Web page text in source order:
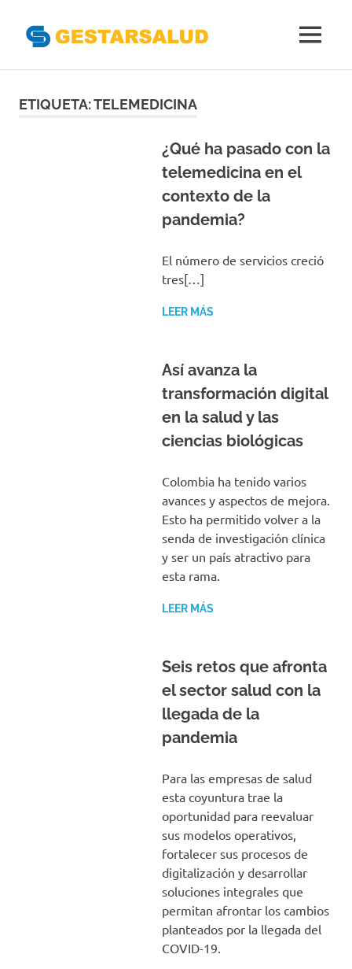
Gestoras
MENÚ
ETIQUETA:TELEMEDICINA
¿Qué ha pasado con la
telemedicina en el
contexto de la
pandemia?
El número de servicios creció
tres[…]
LEER MÁS
Así avanza la
transformación digital
en la salud y las
ciencias biológicas
Colombia ha tenido varios
avances y aspectos de mejora.
Esto ha permitido volver a la
senda de investigación clínica
y ser un país atractivo para
esta rama.
LEER MÁS
Seis retos que afronta
el sector salud con la
llegada de la
pandemia
Para las empresas de salud
esta coyuntura trae la
oportunidad para reevaluar
sus modelos operativos,
fortalecer sus procesos de
digitalización y desarrollar
soluciones integrales que
permitan afrontar los cambios
planteados por la llegada del
COVID-19.